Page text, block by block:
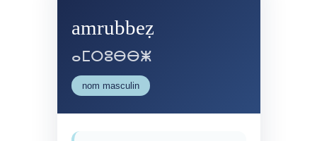
amrubbeẓ
ⴰⵎⵔⵓⴱⴱⵥ
nom masculin